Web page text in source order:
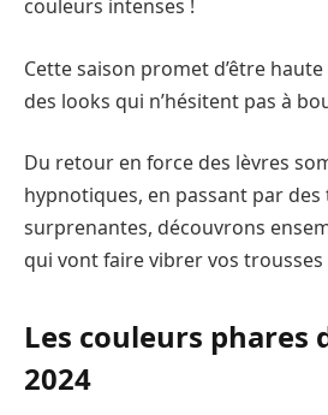
couleurs intenses !
Cette saison promet d’être
des looks qui n’hésitent pas à
Du retour en force des lèvres
hypnotiques, en passant par des
surprenantes, découvrons
qui vont faire vibrer vos
Les couleurs phares
2024